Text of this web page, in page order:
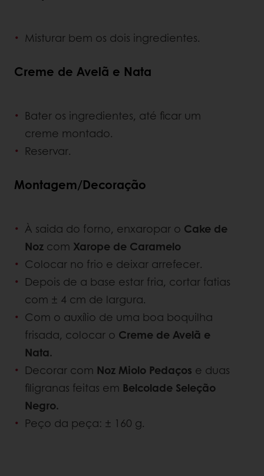
Misturar bem os dois ingredientes.
Creme de Avelã e Nata
Bater os ingredientes, até ficar um
creme montado.
Reservar.
Montagem/Decoração
À saida do forno, enxaropar o Cake de
Noz com Xarope de Caramelo
Colocar no frio e deixar arrefecer.
Depois de a base estar fria, cortar fatias
com ± 4 cm de largura.
Com o auxílio de uma boa boquilha
frisada, colocar o Creme de Avelã e
Nata.
Decorar com Noz Miolo Pedaços e duas
filigranas feitas em Belcolade Seleção
Negro.
Peço da peça: ± 160 g.